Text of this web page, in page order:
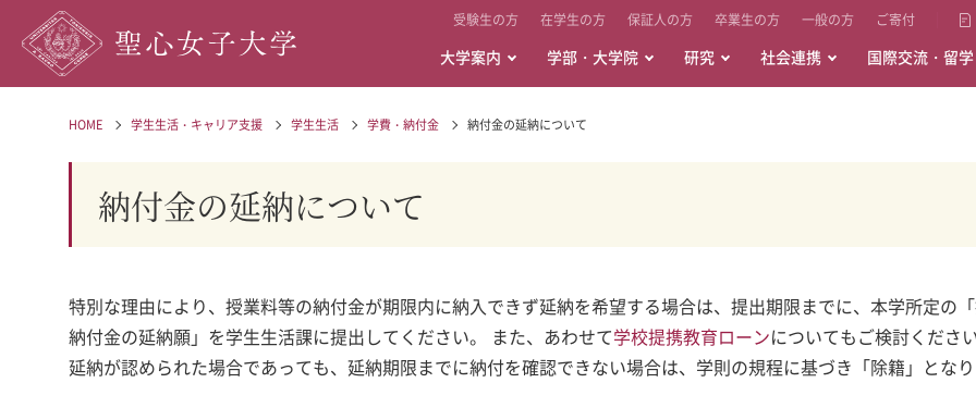
受験生の方 在学生の方 保証人の方 卒業生の方 一般の方 ご寄付
大学案内 学部・大学院 研究 社会連携 国際交流・留学
HOME 学生生活・キャリア支援 学生生活 学費・納付金 納付金の延納について
納付金の延納について
特別な理由により、授業料等の納付金が期限内に納入できず延納を希望する場合は、提出期限までに、本学所定の
納付金の延納願」を学生生活課に提出してください。 また、あわせて学校提携教育ローンについてもご検討くださ
延納が認められた場合であっても、延納期限までに納付を確認できない場合は、学則の規程に基づき「除籍」とな